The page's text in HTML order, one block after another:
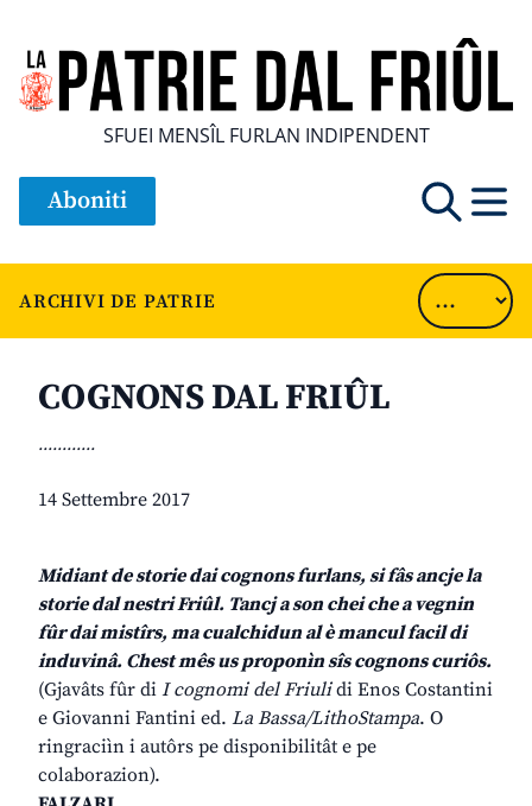
SFUEI MENSÎL FURLAN INDIPENDENT
Aboniti
ARCHIVI DE PATRIE
COGNONS DAL FRIÛL
............
14 Settembre 2017
Midiant de storie dai cognons furlans, si fâs ancje la
storie dal nestri Friûl. Tancj a son chei che a vegnin
fûr dai mistîrs, ma cualchidun al è mancul facil di
induvinâ. Chest mês us proponìn sîs cognons curiôs.
(Gjavâts fûr di I cognomi del Friulidi Enos Costantini
e Giovanni Fantini ed. La Bassa/LithoStampa. O
ringraciìn i autôrs pe disponibilitât e pe
colaborazion).